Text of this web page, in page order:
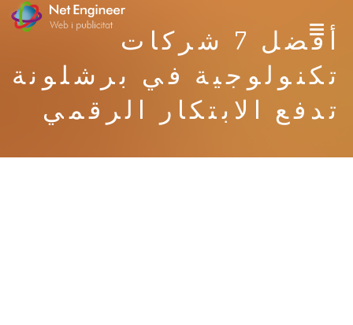
أفضل 7 شركات
تكنولوجية في برشلونة
تدفع الابتكار الرقمي